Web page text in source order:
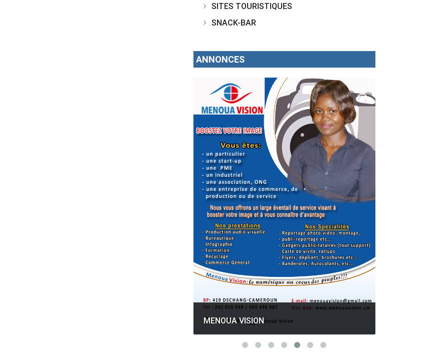
SITES TOURISTIQUES
SNACK-BAR
ANNONCES
MENOUA VISION
GESPROS formation : La rentrée
académique ce 10 Octobre 2022.